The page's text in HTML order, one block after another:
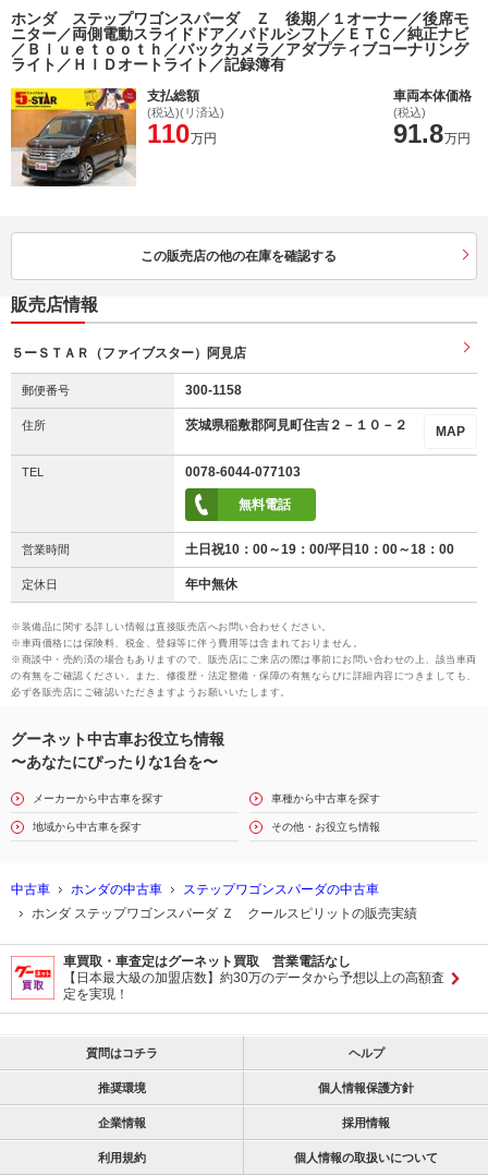
ホンダ ステップワゴンスパーダ Ｚ 後期／１オーナー／後席モ
ニター／両側電動スライドドア／パドルシフト／ＥＴＣ／純正ナビ
／Ｂｌｕｅｔｏｏｔｈ／バックカメラ／アダプティブコーナリング
ライト／ＨＩＤオートライト／記録簿有
支払総額
(税込)(リ済込)
110万円
車両本体価格
(税込)
91.8万円
この販売店の他の在庫を確認する
販売店情報
５ーＳＴＡＲ（ファイブスター）阿見店
郵便番号 300-1158
住所 MAP
茨城県稲敷郡阿見町住吉２－１０－２
TEL 0078-6044-077103
無料電話
営業時間 土日祝10：00～19：00/平日10：00～18：00
定休日 年中無休
※装備品に関する詳しい情報は直接販売店へお問い合わせください。
※車両価格には保険料、税金、登録等に伴う費用等は含まれておりません。
※商談中・売約済の場合もありますので、販売店にご来店の際は事前にお問い合わせの上、該当車両
の有無をご確認ください。また、修復歴・法定整備・保障の有無ならびに詳細内容につきましても、
必ず各販売店にご確認いただきますようお願いいたします。
グーネット中古車お役立ち情報
〜あなたにぴったりな1台を〜
メーカーから中古車を探す 車種から中古車を探す
地域から中古車を探す その他・お役立ち情報
中古車 ホンダの中古車
ステップワゴンスパーダの中古車
ホンダ ステップワゴンスパーダ Ｚ クールスピリットの販売実績
車買取・車査定はグーネット買取 営業電話なし
【日本最大級の加盟店数】約30万のデータから予想以上の高額査
定を実現！
質問はコチラ ヘルプ
推奨環境 個人情報保護方針
企業情報 採用情報
利用規約 個人情報の取扱いについて